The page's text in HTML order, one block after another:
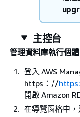
主控台
管理資料庫執行個體
登入 AWS
https：//
開啟 Amazon
在導覽窗格中，